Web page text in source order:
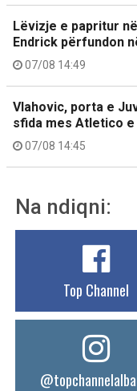
Lëvizje e papritur
Endrick përfundon
07/08 14:49
Vlahovic, porta e
sfida mes Atletico
07/08 14:45
Na ndiqni:
Top Channel